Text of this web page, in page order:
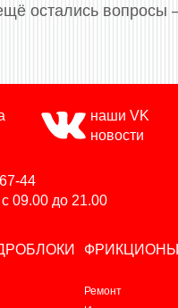
остались
наши VK
новости
44
09.00 до 21.00
ФРИКЦИОНЫ
Ремонт